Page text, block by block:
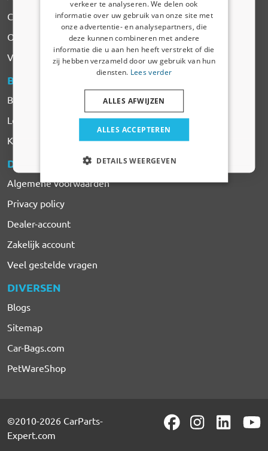
Contact
Over CarParts-Expert
Vacatures
BESTELLEN
Betalen
Levering & Verzendkosten
Klachten & Retourneren
DIENSTEN & VOORWAARDEN
Algemene voorwaarden
Privacy policy
Dealer-account
Zakelijk account
Veel gestelde vragen
DIVERSEN
Blogs
Sitemap
Car-Bags.com
PetWareShop
©2010-2026 CarParts-
Expert.com
verkeer te analyseren. We delen ook
informatie over uw gebruik van onze site met
onze advertentie- en analysepartners, die
deze kunnen combineren met andere
informatie die u aan hen heeft verstrekt of die
zij hebben verzameld door uw gebruik van hun
diensten. Lees verder
ALLES ACCEPTEREN
ALLES AFWIJZEN
DETAILS WEERGEVEN
Vertel ons waar u voor winkelt om uw korting te
ontvangen. Ik winkel voor mijn:
Auto
Huisdier